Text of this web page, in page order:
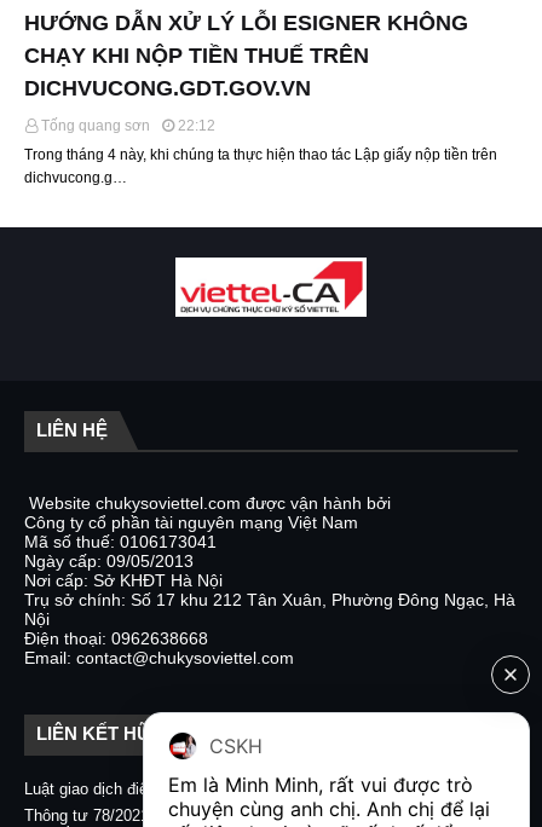
HƯỚNG DẪN XỬ LÝ LỖI ESIGNER KHÔNG
CHẠY KHI NỘP TIỀN THUẾ TRÊN
DICHVUCONG.GDT.GOV.VN
Tống quang sơn
22:12
Trong tháng 4 này, khi chúng ta thực hiện thao tác Lập giấy nộp tiền trên
dichvucong.g…
LIÊN HỆ
Website chukysoviettel.com được vận hành bởi
Công ty cổ phần tài nguyên mạng Việt Nam
Mã số thuế: 0106173041
Ngày cấp: 09/05/2013
Nơi cấp: Sở KHĐT Hà Nội
Trụ sở chính: Số 17 khu 212 Tân Xuân, Phường Đông Ngạc, Hà
Nội
Điện thoại: 0962638668
Email: contact@chukysoviettel.com
LIÊN KẾT HỮU ÍCH
Luật giao dịch điện tử
Nghị định 130/2018/NĐ-CP
Thông tư 78/2021/TT-BTC quy
Chữ ký số CA2 - Nacencomm
CSKH
Em là Minh Minh, rất vui được trò
chuyện cùng anh chị. Anh chị để lại